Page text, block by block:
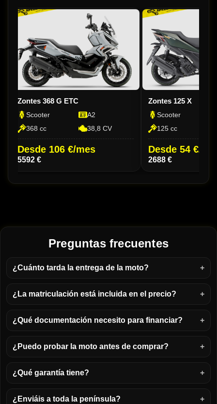
Zontes 368 G ETC
Scooter
A2
368 cc
38,8 CV
Desde 106 €/mes
5592 €
Zontes 125 X
Scooter
125 cc
Desde 54 €/
2688 €
Preguntas frecuentes
¿Cuánto tarda la entrega de la moto?
¿La matriculación está incluida en el precio?
¿Qué documentación necesito para financiar?
¿Puedo probar la moto antes de comprar?
¿Qué garantía tiene?
¿Enviáis a toda la península?